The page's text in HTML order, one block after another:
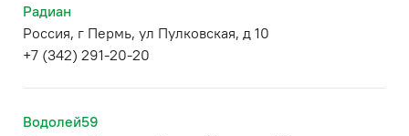
Радиан
Россия, г Пермь, ул Пулковская, д 10
+7 (342) 291-20-20
Водолей59